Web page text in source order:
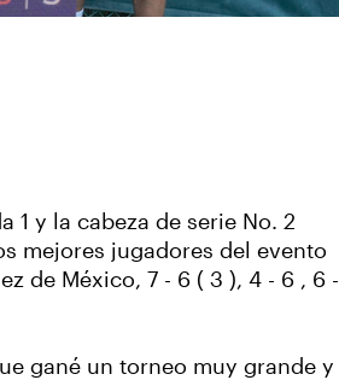
1 y la cabeza de serie No. 2
mejores jugadores del evento
de México, 7 - 6 ( 3 ), 4 - 6 , 6 -
gané un torneo muy grande y